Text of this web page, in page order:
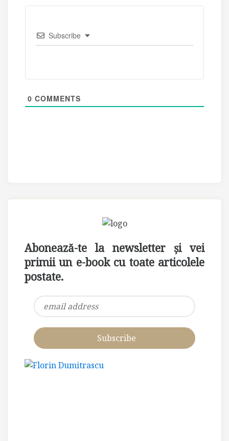
Subscribe
0 COMMENTS
Abonează-te la newsletter și vei
primii un e-book cu toate articolele
postate.